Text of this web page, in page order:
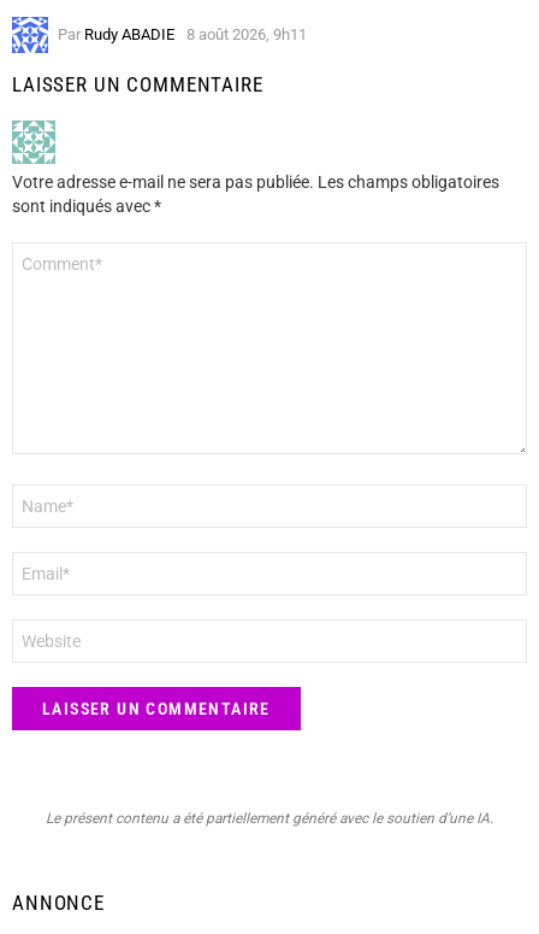
Par Rudy ABADIE 8 août 2026, 9h11
LAISSER UN COMMENTAIRE
Votre adresse e-mail ne sera pas publiée. Les champs obligatoires
sont indiqués avec*
mail
*
web
Le présent contenu a été partiellement généré avec le soutien d’une IA.
ANNONCE